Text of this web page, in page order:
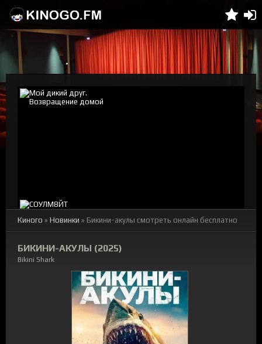
Киного » Новинки » Бикини-акулы смотреть онлайн бесплатно
БИКИНИ-АКУЛЫ (2025)
Bikini Shark